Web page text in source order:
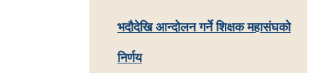
भदौदेखि आन्दोलन गर्ने शिक्षक महासंघको
निर्णय